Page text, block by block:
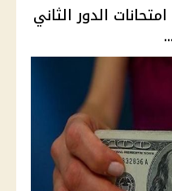
الدور الثاني